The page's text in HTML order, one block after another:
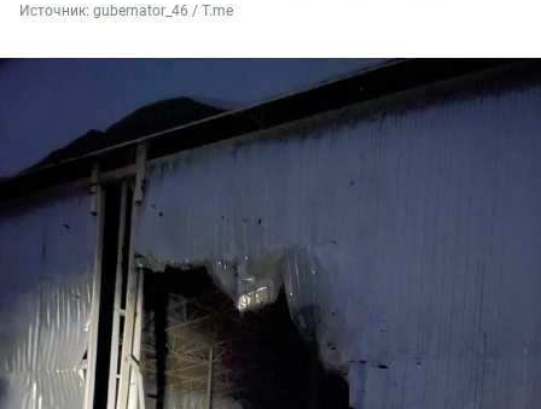
Источник: gubernator_46 / T.me